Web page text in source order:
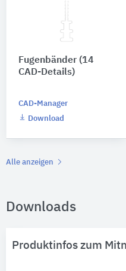
Fugenbänder (14
CAD-Details)
CAD-Manager
Download
Alle anzeigen
Downloads
Produktinfos zum